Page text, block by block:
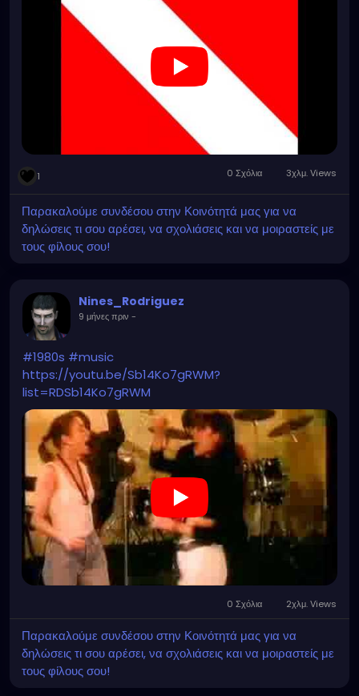
1 0 Σχόλια 3χλμ. Views
Παρακαλούμε συνδέσου στην Κοινότητά μας για να
δηλώσεις τι σου αρέσει, να σχολιάσεις και να μοιραστείς με
τους φίλους σου!
Nines_Rodriguez
9 μήνες πριν -
#1980s #music
https://youtu.be/Sb14Ko7gRWM?
list=RDSb14Ko7gRWM
0 Σχόλια 2χλμ. Views
Παρακαλούμε συνδέσου στην Κοινότητά μας για να
δηλώσεις τι σου αρέσει, να σχολιάσεις και να μοιραστείς με
τους φίλους σου!